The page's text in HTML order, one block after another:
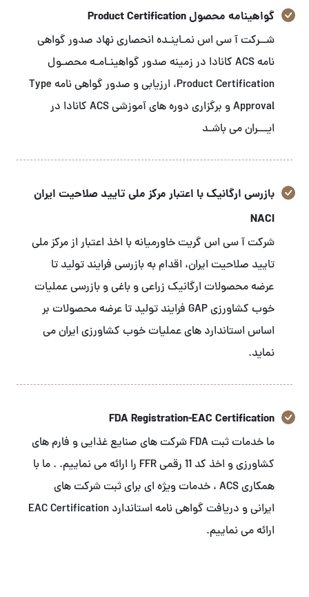
گواهینامه محصول Product Certification
شــرکت آ سی اس نمـاینـده انحصاری نهاد صدور گواهی
نامه ACS کانادا در زمینه صدور گواهینـامـه محصـول
Product Certification، ارزیابی و صدور گواهی نامه Type
Approval و برگزاری دوره های آموزشی ACS کانادا در
ایـــران می باشـد
بازرسی ارگانیک با اعتبار مرکز ملی تایید صلاحیت ایران
NACI
شرکت آ سی اس گریت خاورمیانه با اخذ اعتبار از مرکز ملی
تایید صلاحیت ایران، اقدام به بازرسی فرایند تولید تا
عرضه محصولات ارگانیک زراعی و باغی و بازرسی عملیات
خوب کشاورزی GAP فرایند تولید تا عرضه محصولات بر
اساس استاندارد های عملیات خوب کشاورزی ایران می
نماید.
FDA Registration-EAC Certification
ما خدمات ثبت FDA شرکت های صنایع غذایی و فارم های
کشاورزی و اخذ کد 11 رقمی FFR را ارائه می نماییم. . ما با
همکاری ACS ، خدمات ویژه ای برای ثبت شرکت های
ایرانی و دریافت گواهی نامه استاندارد EAC Certification
ارائه می نماییم.